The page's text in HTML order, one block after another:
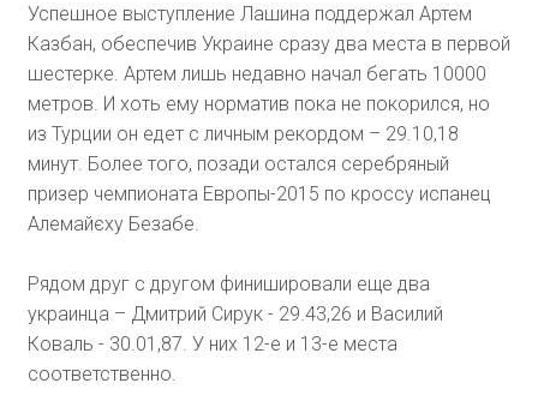
Успешное выступление Лашина поддержал Артем
Казбан, обеспечив Украине сразу два места в первой
шестерке. Артем лишь недавно начал бегать 10000
метров. И хоть ему норматив пока не покорился, но
из Турции он едет с личным рекордом – 29.10,18
минут. Более того, позади остался серебряный
призер чемпионата Европы-2015 по кроссу испанец
Алемайєху Безабе.
Рядом друг с другом финишировали еще два
украинца – Дмитрий Сирук - 29.43,26 и Василий
Коваль - 30.01,87. У них 12-е и 13-е места
соответственно.